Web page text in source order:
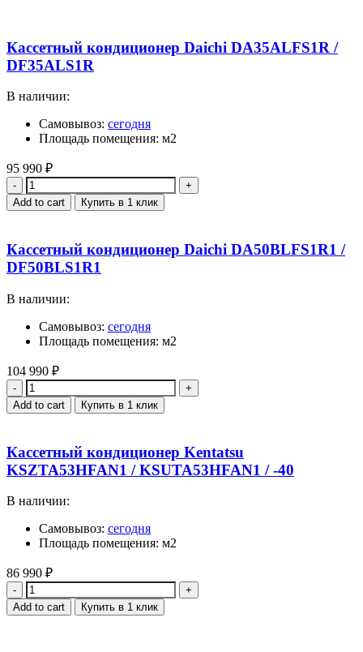
Кассетный кондиционер Daichi DA35ALFS1R /
DF35ALS1R
В наличии:
Самовывоз: сегодня
Площадь помещения: м2
95 990 ₽
Quantity
Add to cart Купить в 1 клик
Кассетный кондиционер Daichi DA50BLFS1R1 /
DF50BLS1R1
В наличии:
Самовывоз: сегодня
Площадь помещения: м2
104 990 ₽
Quantity
Add to cart Купить в 1 клик
Кассетный кондиционер Kentatsu
KSZTA53HFAN1 / KSUTA53HFAN1 / -40
В наличии:
Самовывоз: сегодня
Площадь помещения: м2
86 990 ₽
Quantity
Add to cart Купить в 1 клик